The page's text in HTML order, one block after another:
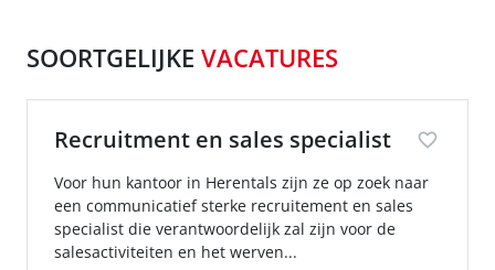
SOORTGELIJKE VACATURES
Recruitment en sales specialist
Voor hun kantoor in Herentals zijn ze op zoek naar
een communicatief sterke recruitement en sales
specialist die verantwoordelijk zal zijn voor de
salesactiviteiten en het werven...